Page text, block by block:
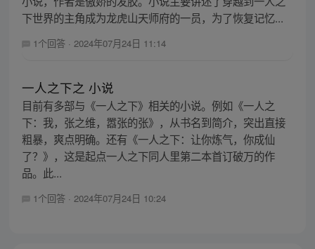
下世界的主角成为龙虎山天师府的一员，为了恢复记忆...
1个回答 · 2024年07月24日 11:14
一人之下之 小说
目前有多部与《一人之下》相关的小说。例如《一人之
下：我，张之维，嚣张的张》，从书名到简介，突出直接
粗暴，爽点明确。还有《一人之下：让你炼气，你成仙
了？》，这是起点一人之下同人里第二本首订破万的作
品。此...
1个回答 · 2024年07月24日 10:24